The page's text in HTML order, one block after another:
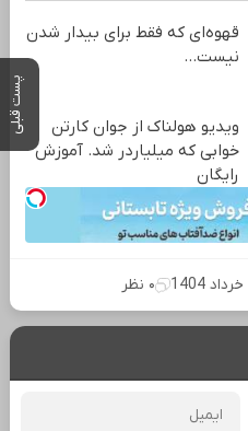
پست قبلی
قهوه‌ای که فقط برای بیدار شدن
نیست...
ویدیو هولناک از جوان کارتن
خوابی که میلیاردر شد. آموزش
رایگان
۰ نظر